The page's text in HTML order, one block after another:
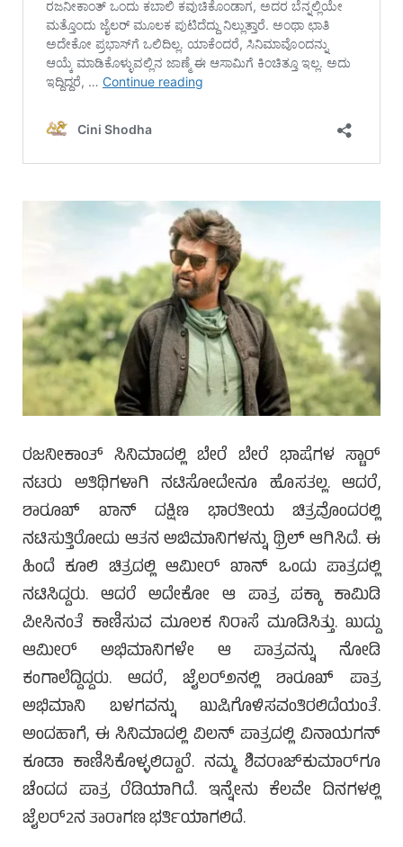
ರಜನೀಕಾಂತ್ ಸಿನಿಮಾದಲ್ಲಿ ಬೇರೆ ಬೇರೆ ಭಾಷೆಗಳ ಸ್ಟಾರ್
ನಟರು ಅತಿಥಿಗಳಾಗಿ ನಟಿಸೋದೇನೂ ಹೊಸತಲ್ಲ. ಆದರೆ,
ಶಾರೂಖ್ ಖಾನ್ ದಕ್ಷಿಣ ಭಾರತೀಯ ಚಿತ್ರವೊಂದರಲ್ಲಿ
ನಟಿಸುತ್ತಿರೋದು ಆತನ ಅಬಿಮಾನಿಗಳನ್ನು ಥ್ರಿಲ್ ಆಗಿಸಿದೆ. ಈ
ಹಿಂದೆ ಕೂಲಿ ಚಿತ್ರದಲ್ಲಿ ಆಮೀರ್ ಖಾನ್ ಒಂದು ಪಾತ್ರದಲ್ಲಿ
ನಟಿಸಿದ್ದರು. ಆದರೆ ಅದೇಕೋ ಆ ಪಾತ್ರ ಪಕ್ಕಾ ಕಾಮಿಡಿ
ಪೀಸಿನಂತೆ ಕಾಣಿಸುವ ಮೂಲಕ ನಿರಾಸೆ ಮೂಡಿಸಿತ್ತು. ಖುದ್ದು
ಆಮೀರ್ ಅಭಿಮಾನಿಗಳೇ ಆ ಪಾತ್ರವನ್ನು ನೋಡಿ
ಕಂಗಾಲೆದ್ದಿದ್ದರು. ಆದರೆ, ಜೈಲರ್೨ನಲ್ಲಿ ಶಾರೂಖ್ ಪಾತ್ರ
ಅಭಿಮಾನಿ ಬಳಗವನ್ನು ಖುಷಿಗೊಳಿಸವಂತಿರಲಿದೆಯಂತೆ.
ಅಂದಹಾಗೆ, ಈ ಸಿನಿಮಾದಲ್ಲಿ ವಿಲನ್ ಪಾತ್ರದಲ್ಲಿ ವಿನಾಯಗನ್
ಕೂಡಾ ಕಾಣಿಸಿಕೊಳ್ಳಲಿದ್ದಾರೆ. ನಮ್ಮ ಶಿವರಾಜ್‌ಕುಮಾರ್‌ಗೂ
ಚೆಂದದ ಪಾತ್ರ ರೆಡಿಯಾಗಿದೆ. ಇನ್ನೇನು ಕೆಲವೇ ದಿನಗಳಲ್ಲಿ
ಜೈಲರ್2ನ ತಾರಾಗಣ ಭರ್ತಿಯಾಗಲಿದೆ.